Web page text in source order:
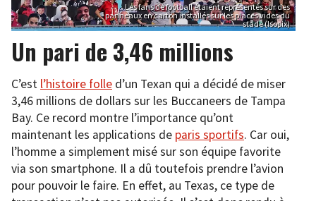
Les fans de football étaient représentés sur des
panneaux en carton installés sur les places vides du
stade (Isopix)
Un pari de 3,46 millions
C’est l’histoire folle d’un Texan qui a décidé de miser
3,46 millions de dollars sur les Buccaneers de Tampa
Bay. Ce record montre l’importance qu’ont
maintenant les applications de paris sportifs. Car oui,
l’homme a simplement misé sur son équipe favorite
via son smartphone. Il a dû toutefois prendre l’avion
pour pouvoir le faire. En effet, au Texas, ce type de